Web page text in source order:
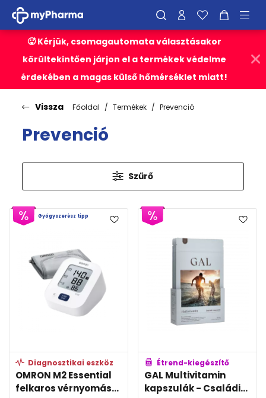
🥵 Kérjük, csomagautomata választásakor
körültekintően járjon el a termékek védelme
érdekében a magas külső hőmérséklet miatt!
Vissza Főoldal Termékek Prevenció
Prevenció
Szűrő
Diagnosztikai eszköz
OMRON M2 Essential
felkaros vérnyomás...
Gyógyszerész tipp
Étrend-kiegészítő
GAL Multivitamin
kapszulák - Családi...